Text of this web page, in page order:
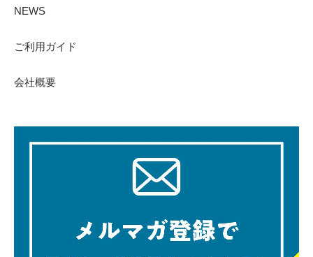
NEWS
ご利用ガイド
会社概要